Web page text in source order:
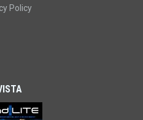
Policy